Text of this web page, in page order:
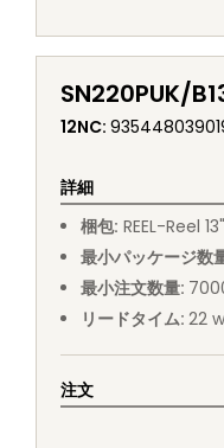
SN220PUK/
12NC:
詳細
梱包: REEL-Reel
最小パッケージ数
最小注文数量:
リードタイム: 22
注文